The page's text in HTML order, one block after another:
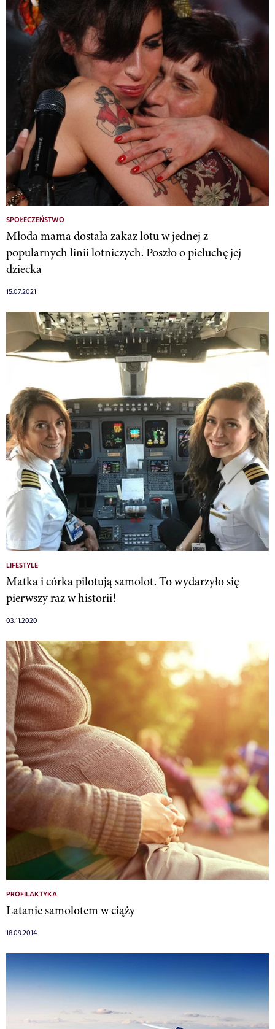
SPOŁECZEŃSTWO
Młoda mama dostała zakaz lotu w jednej z
popularnych linii lotniczych. Poszło o pieluchę jej
dziecka
15.07.2021
LIFESTYLE
Matka i córka pilotują samolot. To wydarzyło się
pierwszy raz w historii!
03.11.2020
PROFILAKTYKA
Latanie samolotem w ciąży
18.09.2014